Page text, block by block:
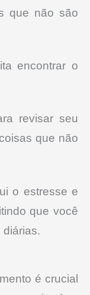
que não são
encontrar o
revisar seu
que não
o estresse e
que você
diárias.
é crucial